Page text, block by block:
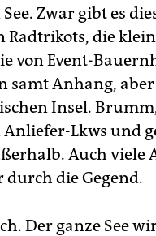
Zwar gibt es
Radtrikots, die
von Event-
samt Anhang,
Insel.
Lkws und
Auch
die Gegend.
Der ganze See